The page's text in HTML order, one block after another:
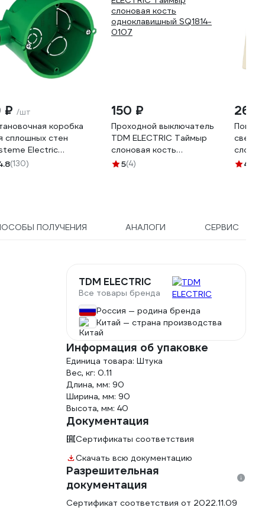
₽ /шт
коробка
сплошных стен
Electric
DIY IMT351001
(130)
150 ₽
Проходной выключатель
TDM ELECTRIC Таймыр
слоновая кость
одноклавишный SQ1814-
5(4)
269
TDM
4.2
ПОЛУЧЕНИЯ АНАЛОГИ СЕРВИС
TDM ELECTRIC
Все товары бренда
Россия — родина бренда
Китай — страна производства
Информация об упаковке
Единица товара: Штука
Вес, кг: 0.11
Длина, мм: 90
Ширина, мм: 90
Высота, мм: 40
Документация
Сертификаты соответствия
Скачать всю документацию
Разрешительная
документация
Сертификат соответствия от 2022.11.09